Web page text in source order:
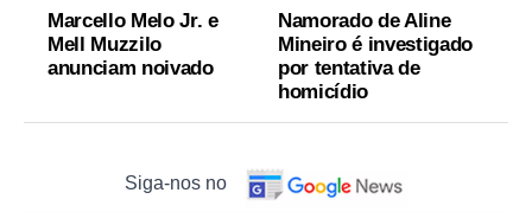
Marcello Melo Jr. e
Mell Muzzilo
anunciam noivado
Namorado de Aline
Mineiro é investigado
por tentativa de
homicídio
Siga-nos no